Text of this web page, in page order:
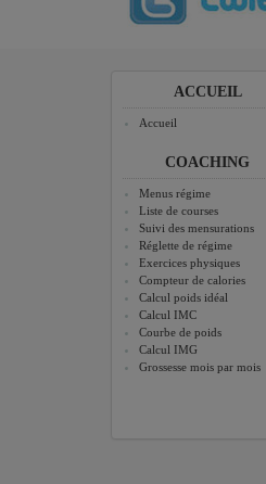
ACCUEIL
Accueil
COACHING
Menus régime
Liste de courses
Suivi des mensurations
Réglette de régime
Exercices physiques
Compteur de calories
Calcul poids idéal
Calcul IMC
Courbe de poids
Calcul IMG
Grossesse mois par mois